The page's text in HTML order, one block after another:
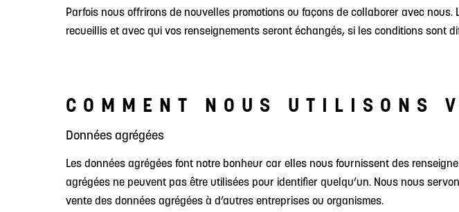
Parfois nous offrirons de nouvelles promotions ou façons de collaborer avec
recueillis et avec qui vos renseignements seront échangés, si les conditions sont
COMMENT NOUS UTILISONS
Données agrégées
Les données agrégées font notre bonheur car elles nous fournissent des
agrégées ne peuvent pas être utilisées pour identifier quelqu’un. Nous nous
vente des données agrégées à d’autres entreprises ou organismes.